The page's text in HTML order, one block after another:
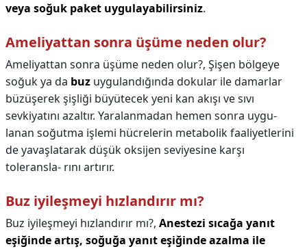
veya soğuk paket uygulayabilirsiniz.
Ameliyattan sonra üşüme neden olur?
Ameliyattan sonra üşüme neden olur?, Şişen bölgeye
soğuk ya da buz uygulandığında dokular ile damarlar
büzüşerek şişliği büyütecek yeni kan akışı ve sıvı
sevkiyatını azaltır. Yaralanmadan hemen sonra uygu-
lanan soğutma işlemi hücrelerin metabolik faaliyetlerini
de yavaşlatarak düşük oksijen seviyesine karşı
toleransla- rını artırır.
Buz iyileşmeyi hızlandırır mı?
Buz iyileşmeyi hızlandırır mı?, Anestezi sıcağa yanıt
eşiğinde artış, soğuğa yanıt eşiğinde azalma ile